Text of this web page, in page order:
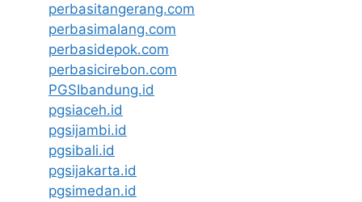
perbasitangerang.com
perbasimalang.com
perbasidepok.com
perbasicirebon.com
PGSIbandung.id
pgsiaceh.id
pgsijambi.id
pgsibali.id
pgsijakarta.id
pgsimedan.id